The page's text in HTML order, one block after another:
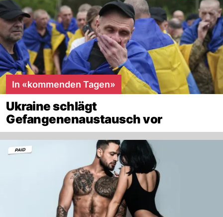
In «kommenden Tagen»
Ukraine schlägt
Gefangenenaustausch vor